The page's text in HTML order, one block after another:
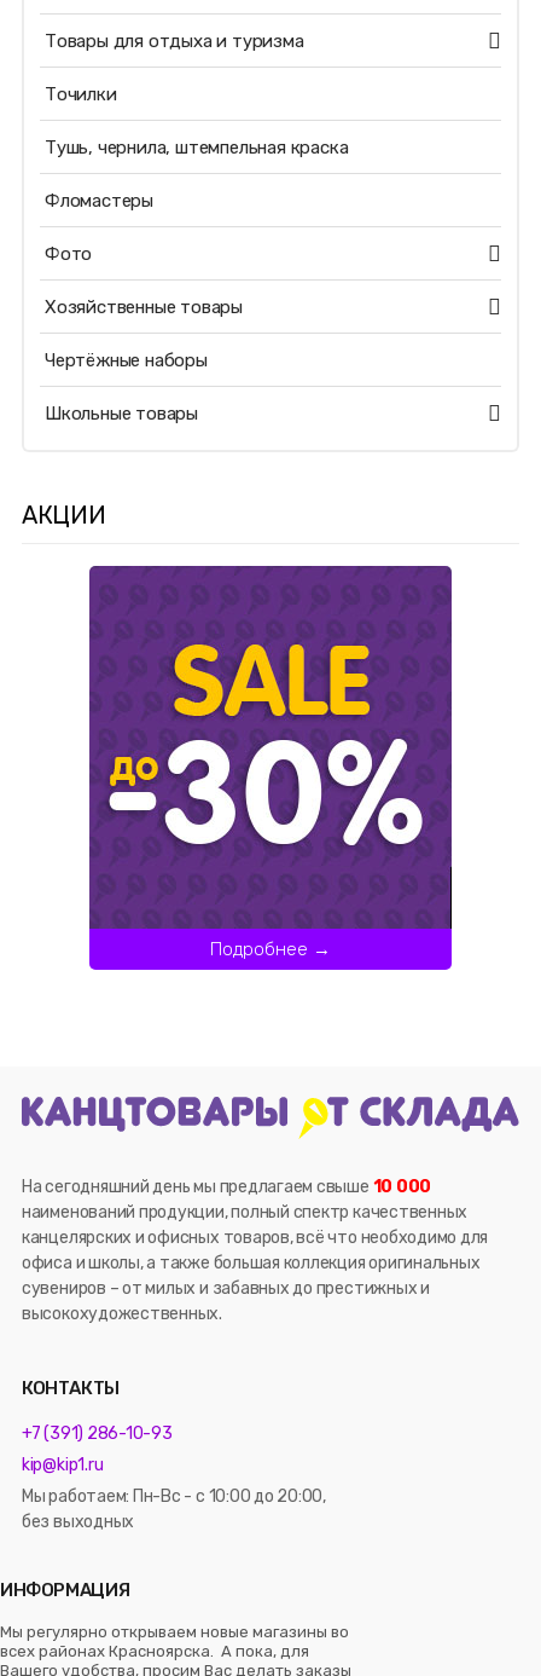
Товары для отдыха и туризма
Точилки
Тушь, чернила, штемпельная краска
Фломастеры
Фото
Хозяйственные товары
Чертёжные наборы
Школьные товары
АКЦИИ
Подробнее →
На сегодняшний день мы предлагаем свыше 10 000
наименований продукции, полный спектр качественных
канцелярских и офисных товаров, всё что необходимо для
офиса и школы, а также большая коллекция оригинальных
сувениров – от милых и забавных до престижных и
высокохудожественных.
КОНТАКТЫ
+7 (391) 286-10-93
kip@kip1.ru
Мы работаем: Пн-Вс - с 10:00 до 20:00,
без выходных
ИНФОРМАЦИЯ
Мы регулярно открываем новые магазины во
всех районах Красноярска. А пока, для
Вашего удобства, просим Вас делать заказы